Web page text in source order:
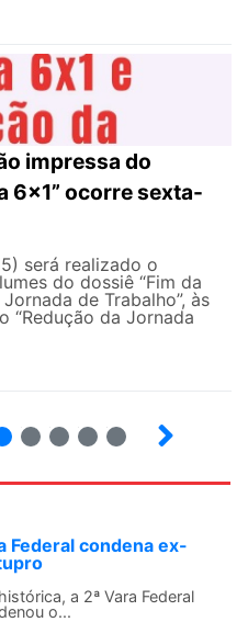
impressa do
6×1” ocorre sexta-
será realizado o
do dossiê “Fim da
de Trabalho”, às
“Redução da Jornada
Federal condena ex-
a 2ª Vara Federal
o...